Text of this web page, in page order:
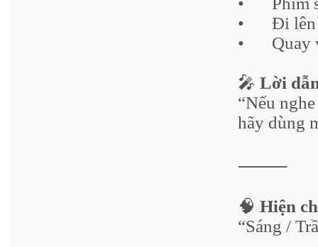
•
Đi lên
•
Quay
🎤 Lời
“Nếu
hãy dùng
⸻
🧠 Hiện
“Sáng /